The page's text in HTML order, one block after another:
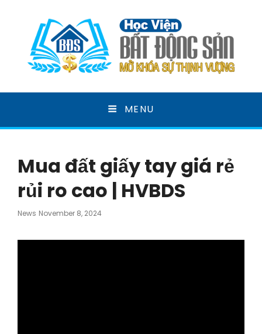
HỌC VIỆN BẤT ĐỘNG
SẢN
MENU
Mua đất giấy tay giá rẻ
rủi ro cao | HVBDS
News Posted
November 8, 2024